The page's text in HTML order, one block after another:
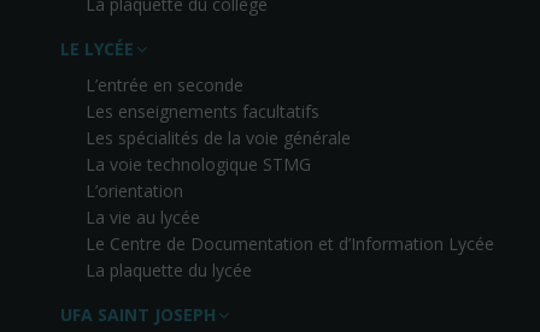
LE LYCÉE
L’entrée en seconde
Les enseignements facultatifs
Les spécialités de la voie générale
La voie technologique STMG
L’orientation
La vie au lycée
Le Centre de Documentation et d’Information Lycée
La plaquette du lycée
UFA SAINT JOSEPH